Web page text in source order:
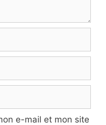
e-mail et mon site